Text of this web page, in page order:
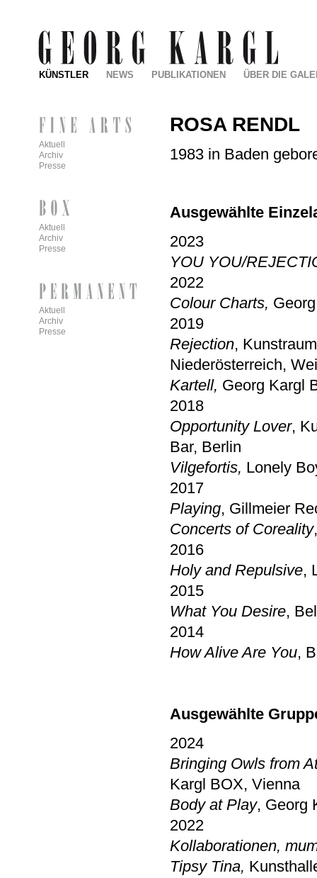
ROSA RENDL
1983 in Baden
Ausgewählte
2023
YOU YOU/
2022
Colour Charts,
2019
Rejection,
Niederösterreich,
Kartell, Georg Kargl
2018
Opportunity Lover,
Bar, Berlin
Vilgefortis, Lonely
2017
Playing, Gillmeier
Concerts of Coreality
2016
Holy and Repulsive,
2015
What You Desire,
2014
How Alive Are You,
Ausgewählte
2024
Bringing Owls from
Kargl BOX, Vienna
Body at Play, Georg
2022
Kollaborationen,
Tipsy Tina,
KÜNSTLER NEWS PUBLIKATIONEN ÜBER DIE
Aktuell
Archiv
Presse
Aktuell
Archiv
Presse
Aktuell
Archiv
Presse